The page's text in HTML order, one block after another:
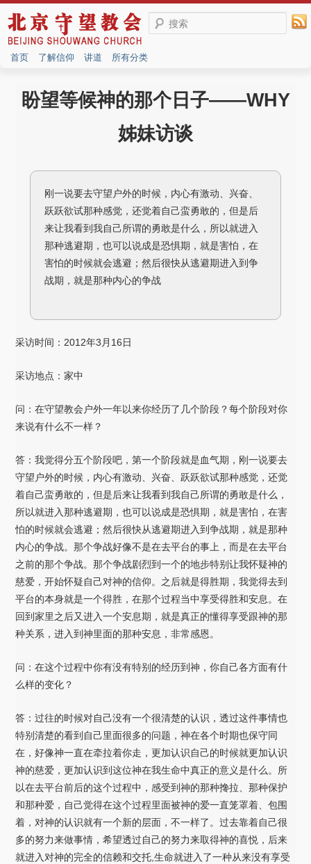
搜索
首页 了解信仰 讲道 所有分类
盼望等候神的那个日子——WHY
姊妹访谈
刚一说要去守望户外的时候，内心有激动、兴奋、
跃跃欲试那种感觉，还觉着自己蛮勇敢的，但是后
来让我看到我自己所谓的勇敢是什么，所以就进入
那种逃避期，也可以说成是恐惧期，就是害怕，在
害怕的时候就会逃避；然后很快从逃避期进入到争
战期，就是那种内心的争战
采访时间：2012年3月16日
采访地点：家中
问：在守望教会户外一年以来你经历了几个阶段？每个阶段对你
来说有什么不一样？
答：我觉得分五个阶段吧，第一个阶段就是血气期，刚一说要去
守望户外的时候，内心有激动、兴奋、跃跃欲试那种感觉，还觉
着自己蛮勇敢的，但是后来让我看到我自己所谓的勇敢是什么，
所以就进入那种逃避期，也可以说成是恐惧期，就是害怕，在害
怕的时候就会逃避；然后很快从逃避期进入到争战期，就是那种
内心的争战。那个争战好像不是在去平台的事上，而是在去平台
之前的那个争战。那个争战剧烈到一个的地步特别让我怀疑神的
慈爱，开始怀疑自己对神的信仰。之后就是得胜期，我觉得去到
平台的本身就是一个得胜，在那个过程当中享受得胜和安息。在
回到家里之后又进入一个安息期，就是真正的懂得享受跟神的那
种关系，进入到神里面的那种安息，非常感恩。
问：在这个过程中你有没有特别的经历到神，你自己各方面有什
么样的变化？
答：过往的时候对自己没有一个很清楚的认识，透过这件事情也
特别清楚的看到自己里面很多的问题，神在各个时期也保守同
在，好像神一直在牵拉着你走，更加认识自己的时候就更加认识
神的慈爱，更加认识到这位神在我生命中真正的意义是什么。所
以在去平台前后的这个过程中，感受到神的那种搀拉、那种保护
和那种爱，自己觉得在这个过程里面被神的爱一直笼罩着、包围
着，对神的认识就有一个新的层面，不一样了。过去靠着自己很
多的努力来做事情，希望透过自己的努力来取得神的喜悦，后来
就进入对神的完全的信赖和交托,生命就进入了一种从来没有享受